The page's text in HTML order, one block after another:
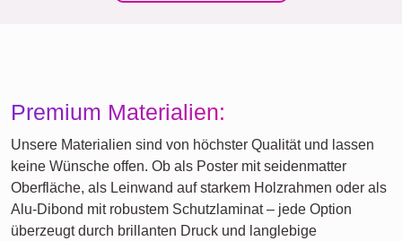
Premium Materialien:
Unsere Materialien sind von höchster Qualität und lassen
keine Wünsche offen. Ob als Poster mit seidenmatter
Oberfläche, als Leinwand auf starkem Holzrahmen oder als
Alu-Dibond mit robustem Schutzlaminat – jede Option
überzeugt durch brillanten Druck und langlebige